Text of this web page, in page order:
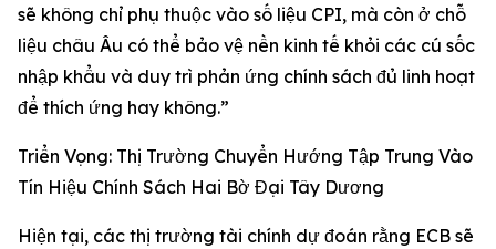
sẽ không chỉ phụ thuộc vào số liệu CPI, mà còn ở chỗ
liệu châu Âu có thể bảo vệ nền kinh tế khỏi các cú sốc
nhập khẩu và duy trì phản ứng chính sách đủ linh hoạt
để thích ứng hay không.”
Triển Vọng: Thị Trường Chuyển Hướng Tập Trung Vào
Tín Hiệu Chính Sách Hai Bờ Đại Tây Dương
Hiện tại, các thị trường tài chính dự đoán rằng ECB sẽ